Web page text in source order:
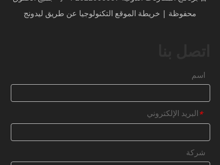
محفوظة | خريطة الموقع التكنولوجيا عن طريق ليدونج
اسم
*البريد الإلكتروني
شركة